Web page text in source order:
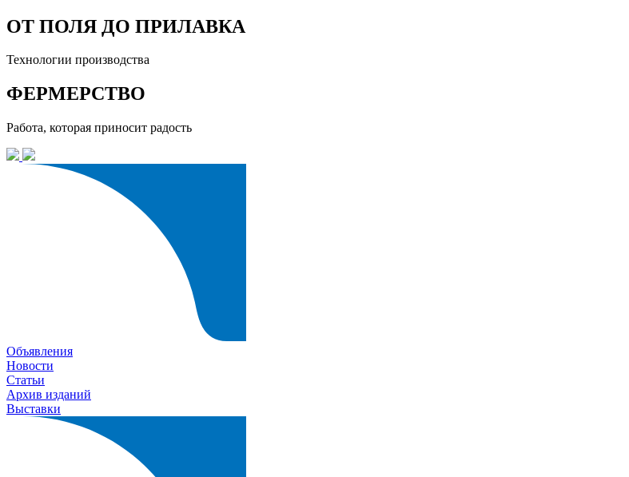
ОТ ПОЛЯ ДО ПРИЛАВКА
Технологии производства
ФЕРМЕРСТВО
Работа, которая приносит радость
Объявления
Новости
Статьи
Архив изданий
Выставки